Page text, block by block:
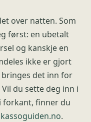
over natten. Som
først: en ubetalt
og kanskje en
ikke er gjort
det inn for
du sette deg inn i
forkant, finner du
.